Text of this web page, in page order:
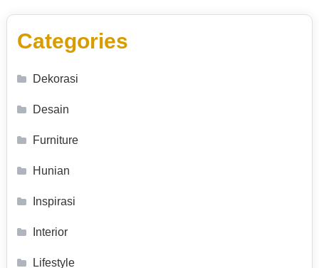
Categories
Dekorasi
Desain
Furniture
Hunian
Inspirasi
Interior
Lifestyle